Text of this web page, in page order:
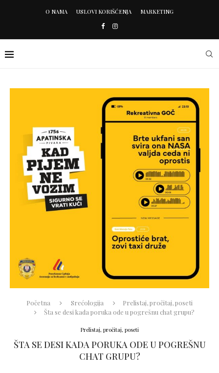
O NAMA USLOVI KORIŠĆENJA MARKETING
Početna Srećologija
Prelistaj, pročitaj, poseti
Šta se desi kada poruka ode u pogrešnu chat grupu?
Prelistaj, pročitaj, poseti
ŠTA SE DESI KADA PORUKA ODE U POGREŠNU
CHAT GRUPU?